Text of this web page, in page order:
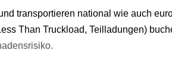
transportieren national wie auch
Than Truckload, Teilladungen)